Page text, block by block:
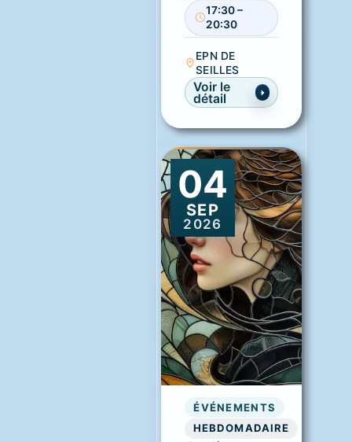
17:30 –
20:30
EPN DE
SEILLES
Voir le
détail
04
SEP
2026
ÉVÉNEMENTS
HEBDOMADAIRE